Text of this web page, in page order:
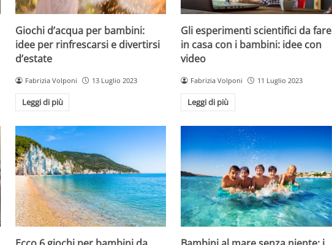
Giochi d’acqua per bambini:
idee per rinfrescarsi e divertirsi
d’estate
Fabrizia Volponi 13 Luglio 2023
Leggi di più
Gli esperimenti scientifici da fare
in casa con i bambini: idee con
video
Fabrizia Volponi 11 Luglio 2023
Leggi di più